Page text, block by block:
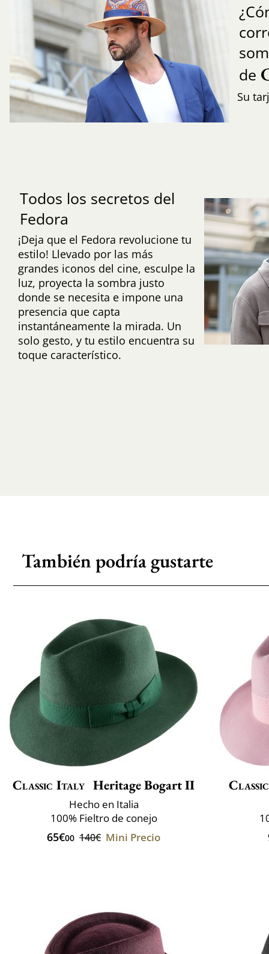
de
Su
Todos los secretos del
Fedora
¡Deja que el Fedora revolucione tu
estilo! Llevado por las más
grandes iconos del cine, esculpe la
luz, proyecta la sombra justo
donde se necesita e impone una
presencia que capta
instantáneamente la mirada. Un
solo gesto, y tu estilo encuentra su
toque característico.
También podría gustarte
Classic Italy Heritage Bogart II
Hecho en Italia
100% Fieltro de conejo
65€00 140€ Mini Precio